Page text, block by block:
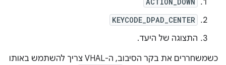
KEYCODE_DPAD_CENTER
התצוגה של היעד.
כשמשחררים את בקר הסיבוב, ה-VHAL צריך להשתמש באותו